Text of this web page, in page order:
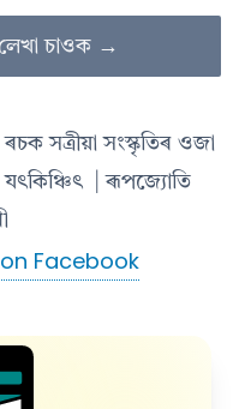
চাওক →
ৰচক সত্ৰীয়া সংস্কৃতিৰ ওজা
যৎকিঞ্চিৎ
| ৰূপজ্যোতি
Facebook